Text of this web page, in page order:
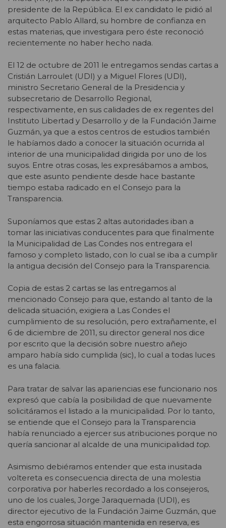
presidente de la República. El ex candidato le pidió al
arquitecto Pablo Allard, su hombre de confianza en
estas materias, que investigara pero éste reconoció
recientemente no haber hecho nada.
El 12 de octubre de 2011 le entregamos sendas cartas a
Cristián Larroulet (UDI) y a Miguel Flores (UDI),
ministro Secretario General de la Presidencia y
subsecretario de Desarrollo Regional,
respectivamente, en sus calidades de ex regentes del
Instituto Libertad y Desarrollo y de la Fundación Jaime
Guzmán, ya que a estos centros de estudios también
le habíamos dado a conocer la situación ocurrida al
interior de una municipalidad dirigida por uno de los
suyos. Entre otras cosas, les expresábamos a ambos,
que este asunto pendiente desde hace bastante
tiempo estaba radicado en el Consejo para la
Transparencia.
Suponíamos que estas 2 altas autoridades iban a
tomar las iniciativas conducentes para que finalmente
la Municipalidad de Las Condes nos entregara el
famoso y completo listado, con lo cual se iba a cumplir
la antigua decisión del Consejo para la Transparencia.
Copia de estas 2 cartas se las entregamos al
mencionado Consejo para que, estando al tanto de la
delicada situación, exigiera a Las Condes el
cumplimiento de su resolución, pero extrañamente, el
6 de diciembre de 2011, su director general nos dice
por escrito que la decisión sobre nuestro añejo
amparo había sido cumplida (sic), lo cual a todas luces
es una falacia.
Para tratar de salvar las apariencias ese funcionario nos
expresó que cabía la posibilidad de que nuevamente
solicitáramos el listado a la municipalidad. Por lo tanto,
se entiende que el Consejo para la Transparencia
había renunciado a ejercer sus atribuciones porque no
quería sancionar al alcalde de una municipalidad top.
Asimismo debiéramos entender que esta inusitada
voltereta es consecuencia directa de una molestia
corporativa por haberles recordado a los consejeros,
uno de los cuales, Jorge Jaraquemada (UDI), es
director ejecutivo de la Fundación Jaime Guzmán, que
esta engorrosa situación mantenida en reserva, es